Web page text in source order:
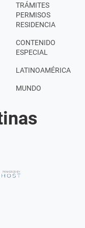
TRÁMITES
PERMISOS
RESIDENCIA
CONTENIDO
ESPECIAL
LATINOAMÉRICA
MUNDO